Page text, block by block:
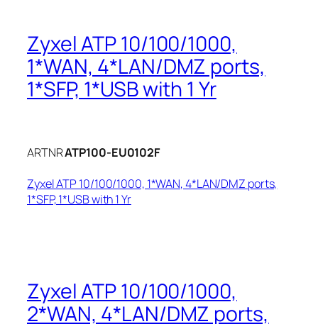
Zyxel ATP 10/100/1000,
1*WAN, 4*LAN/DMZ ports,
1*SFP, 1*USB with 1 Yr
ARTNRATP100-EU0102F
Zyxel ATP 10/100/1000, 1*WAN, 4*LAN/DMZ ports,
1*SFP, 1*USB with 1 Yr
Zyxel ATP 10/100/1000,
2*WAN, 4*LAN/DMZ ports,